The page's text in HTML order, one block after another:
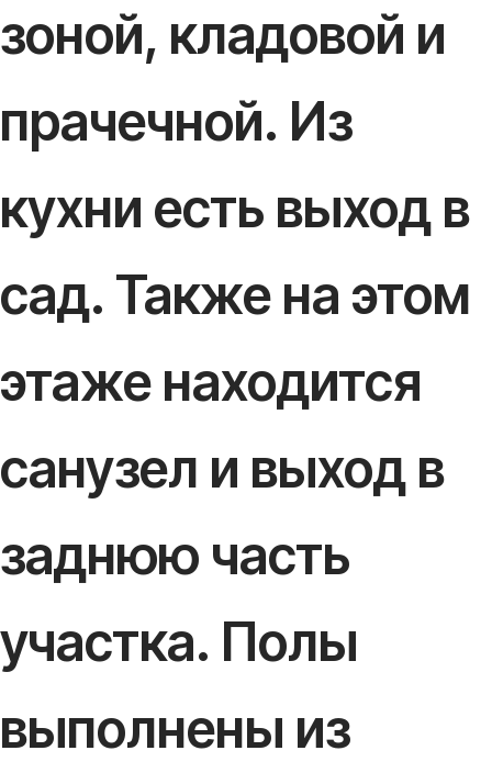
зоной, кладовой и
прачечной. Из
кухни есть выход в
сад. Также на этом
этаже находится
санузел и выход в
заднюю часть
участка. Полы
выполнены из